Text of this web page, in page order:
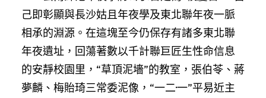
己即彰顯與長沙姑且年夜學及東北聯年夜一脈
相承的淵源。在這塊至今仍保存有諸多東北聯
年夜遺址，回蕩著數以千計聯巨匠生性命信息
的安靜校園里，“草頂泥墻”的教室，張伯苓、蔣
夢麟、梅貽琦三常委泥像，“一二·一”平易近主